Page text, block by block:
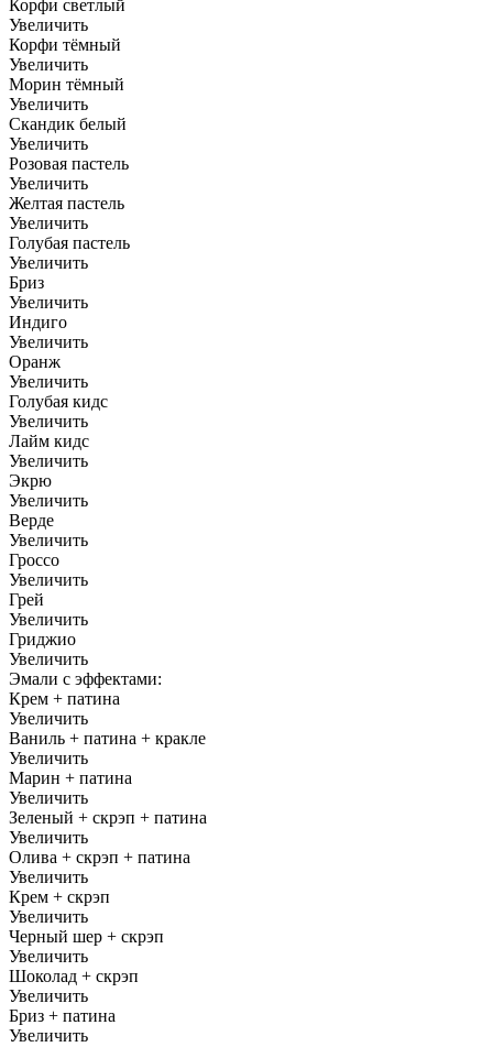
Корфи светлый
Увеличить
Корфи тёмный
Увеличить
Морин тёмный
Увеличить
Скандик белый
Увеличить
Розовая пастель
Увеличить
Желтая пастель
Увеличить
Голубая пастель
Увеличить
Бриз
Увеличить
Индиго
Увеличить
Оранж
Увеличить
Голубая кидс
Увеличить
Лайм кидс
Увеличить
Экрю
Увеличить
Верде
Увеличить
Гроссо
Увеличить
Грей
Увеличить
Гриджио
Увеличить
Эмали с эффектами:
Крем + патина
Увеличить
Ваниль + патина + кракле
Увеличить
Марин + патина
Увеличить
Зеленый + скрэп + патина
Увеличить
Олива + скрэп + патина
Увеличить
Крем + скрэп
Увеличить
Черный шер + скрэп
Увеличить
Шоколад + скрэп
Увеличить
Бриз + патина
Увеличить